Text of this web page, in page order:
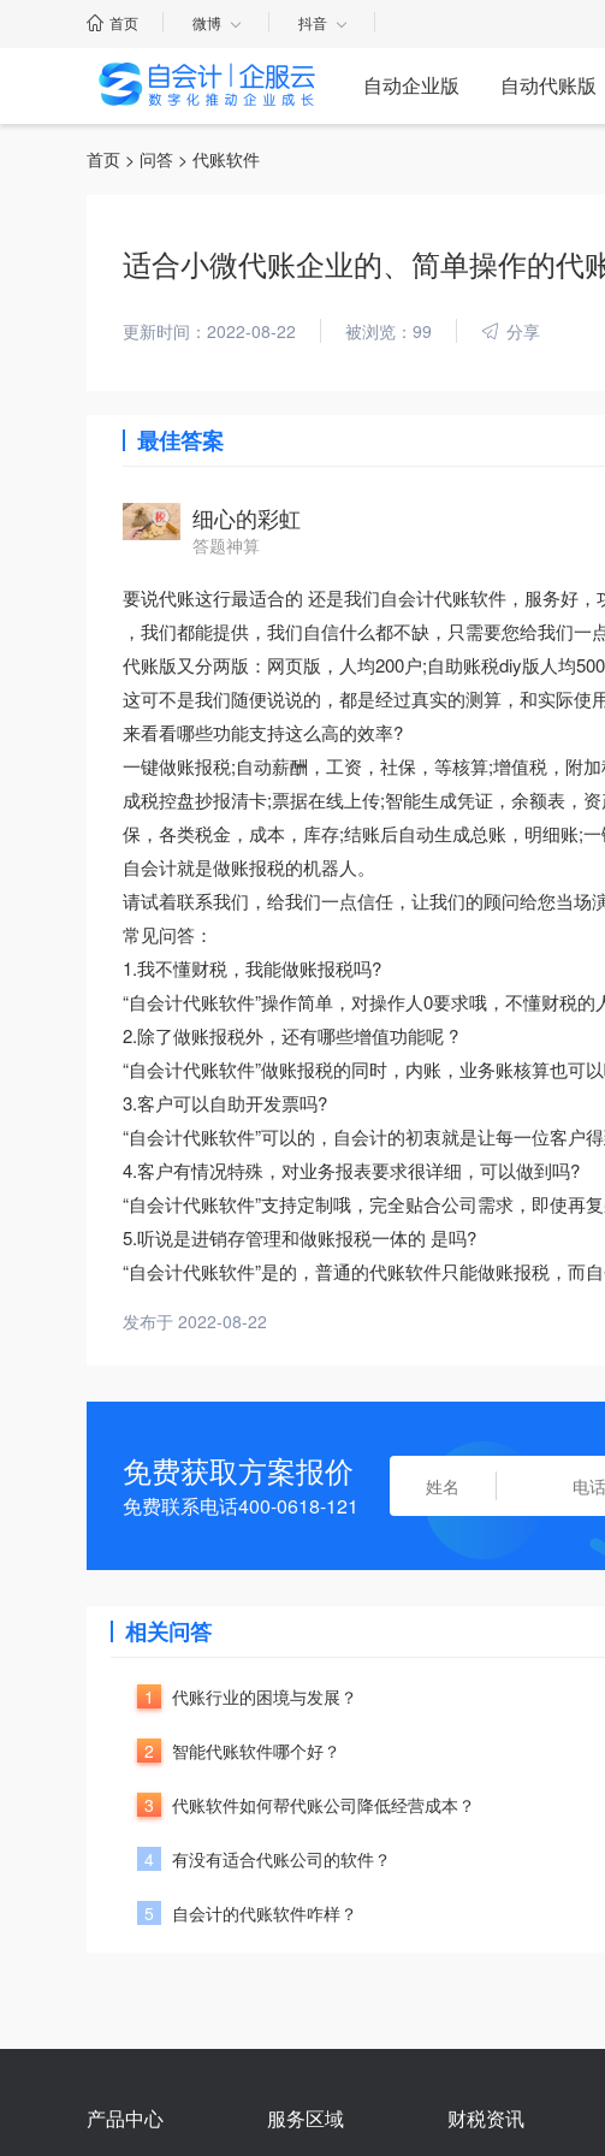
首页 微博 抖音
自动企业版 自动代账版
首页 > 问答 > 代账软件
适合小微代账企业的、简单操作的代
更新时间：2022-08-22 被浏览：99 分享
最佳答案
细心的彩虹
答题神算
要说代账这行最适合的 还是我们自会计代账软件，服务好
，我们都能提供，我们自信什么都不缺，只需要您给我们一
代账版又分两版：网页版，人均200户;自助账税diy版人均
这可不是我们随便说说的，都是经过真实的测算，和实际使
来看看哪些功能支持这么高的效率?
一键做账报税;自动薪酬，工资，社保，等核算;增值税，附
成税控盘抄报清卡;票据在线上传;智能生成凭证，余额表，
保，各类税金，成本，库存;结账后自动生成总账，明细账;
自会计就是做账报税的机器人。
请试着联系我们，给我们一点信任，让我们的顾问给您当场
常见问答：
1.我不懂财税，我能做账报税吗?
“自会计代账软件”操作简单，对操作人0要求哦，不懂财税的
2.除了做账报税外，还有哪些增值功能呢 ?
“自会计代账软件”做账报税的同时，内账，业务账核算也可以
3.客户可以自助开发票吗?
“自会计代账软件”可以的，自会计的初衷就是让每一位客户得
4.客户有情况特殊，对业务报表要求很详细，可以做到吗?
“自会计代账软件”支持定制哦，完全贴合公司需求，即使再
5.听说是进销存管理和做账报税一体的 是吗?
“自会计代账软件”是的，普通的代账软件只能做账报税，而
发布于 2022-08-22
免费获取方案报价
免费联系电话400-0618-121
相关问答
1 代账行业的困境与发展？
2 智能代账软件哪个好？
3 代账软件如何帮代账公司降低经营成本？
4 有没有适合代账公司的软件？
5 自会计的代账软件咋样？
产品中心 服务区域 财税资讯